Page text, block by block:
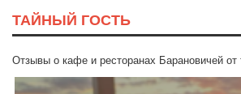
ТАЙНЫЙ ГОСТЬ
Отзывы о кафе и ресторанах Барановичей от